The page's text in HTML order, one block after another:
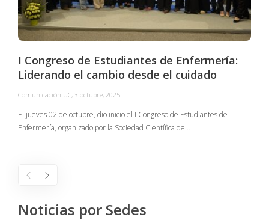
I Congreso de Estudiantes de Enfermería:
Liderando el cambio desde el cuidado
Comunicación UC, 3 octubre, 2025
El jueves 02 de octubre, dio inicio el I Congreso de Estudiantes de
Enfermería, organizado por la Sociedad Científica de…
Noticias por Sedes